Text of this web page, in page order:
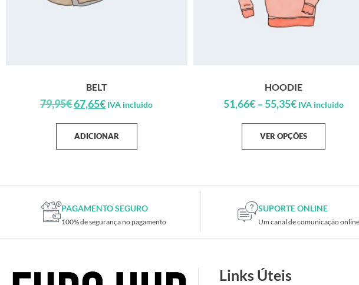
BELT
79,95€67,65€ IVA incluido
ADICIONAR
HOODIE
51,66€– 55,35€ IVA incluido
VER OPÇÕES
PAGAMENTO SEGURO
100% de segurança no pagamento
SUPORTE ONLINE
Um canal de comunicação online
Links Úteis